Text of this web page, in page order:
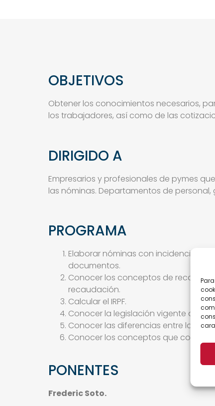
OBJETIVOS
Obtener los conocimientos necesarios,
los trabajadores, así como de las
DIRIGIDO A
Empresarios y profesionales de pymes
las nóminas. Departamentos de
PROGRAMA
Elaborar nóminas con incidencias
documentos.
Conocer los conceptos de
recaudación.
Calcular el IRPF.
Conocer la legislación vigente de
Conocer las diferencias entre los
Conocer los conceptos que
PONENTES
Frederic Soto.